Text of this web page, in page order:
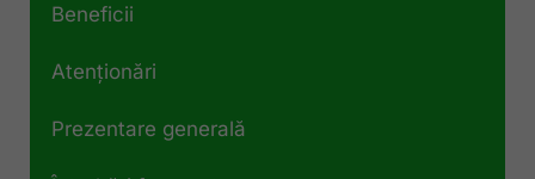
Beneficii
Atenționări
Prezentare generală